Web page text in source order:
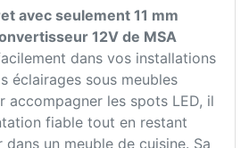
avec seulement 11 mm
12V de MSA
dans vos installations
éclairages sous meubles
accompagner les spots LED, il
fiable tout en restant
un meuble de cuisine. Sa